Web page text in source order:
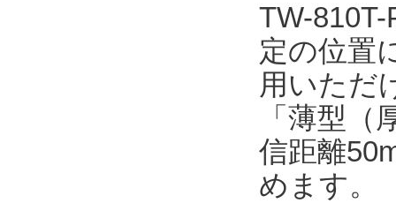
TW-
定の位置
用いただ
「薄型
信距離
めます。